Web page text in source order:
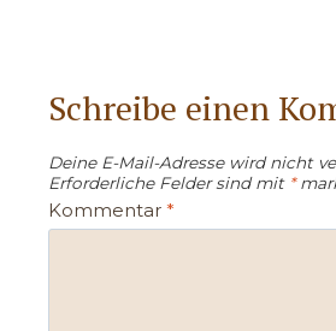
Schreibe einen
Deine E-Mail-Adresse wird nicht
Erforderliche Felder sind mit *
Kommentar *